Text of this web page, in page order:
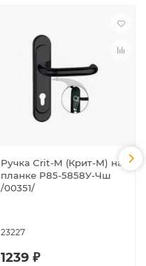
Ручка Crit-M (Крит-М) на
планке Р85-5858У-Чш
/00351/
23227
1239 ₽